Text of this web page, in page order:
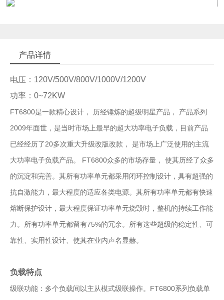
产品详情
电压：120V/500V/800V/1000V/1200V
功率：0~72KW
FT6800是一款精心设计， 历经锤炼的超级明星产品， 产品系列
2009年面世，是当时市场上最早的超大功率电子负载，目前产品
已经经历了20多次重大升级改版改款， 是市场上广泛使用的主流
大功率电子负载产品。 FT6800众多的市场存量， 使其历经了众多
的沉淀和完善。其所有功率单元都采用闭环控制设计，具有超强的
抗自激能力，最大程度的适应各类电源。其所有功率单元都有快速
熔断保护设计，最大程度保证功率单元烧毁时，整机的持续工作能
力。所有功率单元都留有75%的冗余。所有这些超级的稳定性、可
靠性、实用性设计、使其在业内声名显赫。
负载特点
级联功能：多个负载间以主从模式级联操作。FT6800系列负载单